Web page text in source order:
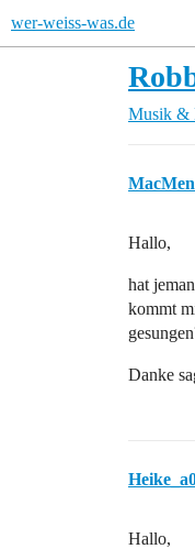
wer-weiss-was.de
Musik &
Hallo,
hat
kommt
Danke
Hallo,